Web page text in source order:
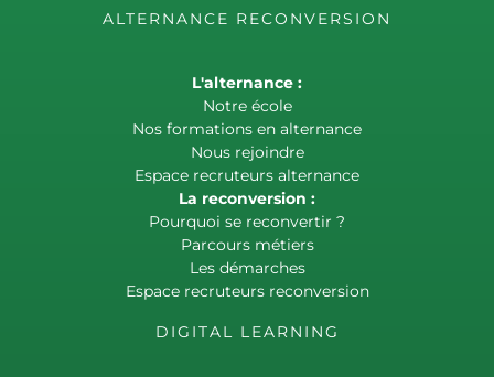
ALTERNANCE RECONVERSION
L'alternance :
Notre école
Nos formations en alternance
Nous rejoindre
Espace recruteurs alternance
La reconversion :
Pourquoi se reconvertir ?
Parcours métiers
Les démarches
Espace recruteurs reconversion
DIGITAL LEARNING